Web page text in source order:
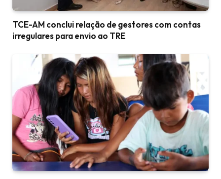
TCE-AM conclui relação de gestores com contas
irregulares para envio ao TRE